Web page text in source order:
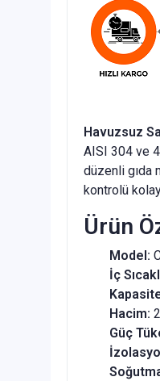
Havuzsuz
AISI 304 ve
düzenli gıda
kontrolü
Ürün
Model:
İç
Hacim:
Güç